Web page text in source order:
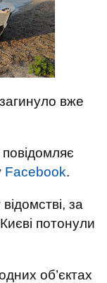
вже
Facebook.
за
потонули
об’єктах